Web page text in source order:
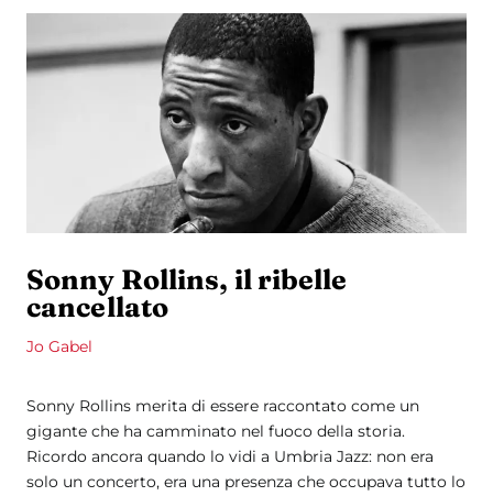
Sonny Rollins, il ribelle
cancellato
Jo Gabel
​Sonny Rollins merita di essere raccontato come un
gigante che ha camminato nel fuoco della storia.
Ricordo ancora quando lo vidi a Umbria Jazz: non era
solo un concerto, era una presenza che occupava tutto lo